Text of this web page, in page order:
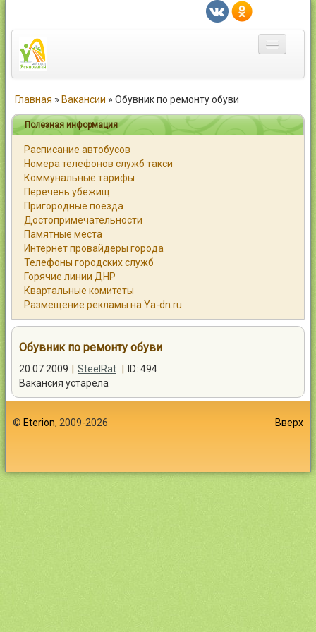
Город
Статьи
Каталог
Справочник
Работа
Объявления
Помощь
Контакты
Главная » Вакансии » Обувник по ремонту обуви
Полезная информация
Расписание автобусов
Номера телефонов служб такси
Коммунальные тарифы
Перечень убежищ
Пригородные поезда
Достопримечательности
Памятные места
Интернет провайдеры города
Телефоны городских служб
Горячие линии ДНР
Квартальные комитеты
Размещение рекламы на Ya-dn.ru
Обувник по ремонту обуви
20.07.2009 SteelRat
ID: 494
Вакансия устарела
© Eterion, 2009-2026 Вверх